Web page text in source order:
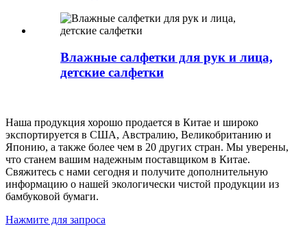
Влажные салфетки для рук и лица,
детские салфетки
Наша продукция хорошо продается в Китае и широко
экспортируется в США, Австралию, Великобританию и
Японию, а также более чем в 20 других стран. Мы уверены,
что станем вашим надежным поставщиком в Китае.
Свяжитесь с нами сегодня и получите дополнительную
информацию о нашей экологически чистой продукции из
бамбуковой бумаги.
Нажмите для запроса